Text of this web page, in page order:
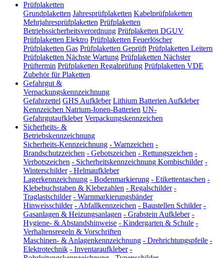
Prüfplaketten
Grundplaketten Jahresprüfplaketten Kabelprüfplaketten
Mehrjahresprüfplaketten Prüfplaketten
Betriebssicherheitsverordnung Prüfplaketten DGUV
Prüfplaketten Elektro Prüfplaketten Feuerlöscher
Prüfplaketten Gas Prüfplaketten Geprüft Prüfplaketten Leitern
Prüfplaketten Nächste Wartung Prüfplaketten Nächster
Prüftermin Prüfplaketten Regalprüfung Prüfplaketten VDE
Zubehör für Plaketten
Gefahrgut &
Verpackungskennzeichnung
Gefahrzettel GHS Aufkleber Lithium Batterien Aufkleber
Kennzeichen Natrium-Ionen-Batterien UN-
Gefahrgutaufkleber Verpackungskennzeichen
Sicherheits- &
Betriebskennzeichnung
Sicherheits-Kennzeichnung - Warnzeichen -
Brandschutzzeichen - Gebotszeichen - Rettungszeichen -
Verbotszeichen - Sicherheitskennzeichnung Kombischilder -
Winterschilder - Helmaufkleber
Lagerkennzeichnung - Bodenmarkierung - Etikettentaschen -
Klebebuchstaben & Klebezahlen - Regalschilder -
Traglastschilder - Warnmarkierungsbänder
Hinweisschilder - Abfallkennzeichen - Baustellen Schilder -
Gasanlagen & Heizungsanlagen - Grabstein Aufkleber -
Hygiene- & Abstandshinweise - Kindergarten & Schule -
Verhaltensregeln & Vorschriften
Maschinen- & Anlagenkennzeichnung - Drehrichtungspfeile -
Elektrotechnik - Inventaraufkleber -